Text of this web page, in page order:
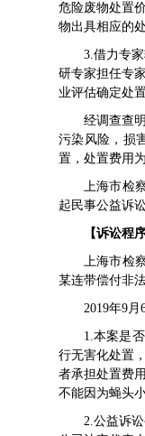
危险废物处置
物出具相应的
3.借力专
研专家担任专
业评估确定处
经调查查
污染风险，损
置，处置费用
上海市检
起民事公益诉
【诉讼程序
上海市检
某连带偿付非
2019年9
1.本案是
行无害化处置
者承担处置费
不能因为蝇头
2.公益诉